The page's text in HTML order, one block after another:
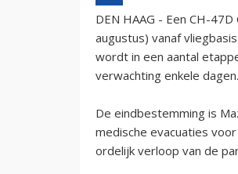
DEN HAAG - Een CH-
augustus) vanaf
wordt in een aantal
verwachting enkele dagen.
De eindbestemming is
medische evacuaties
ordelijk verloop van de